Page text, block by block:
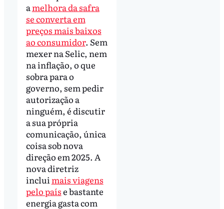
amelhora da safra
se converta em
preços mais baixos
ao consumidor. Sem
mexer na Selic, nem
na inflação, o que
sobra para o
governo, sem pedir
autorização a
ninguém, é discutir
a sua própria
comunicação, única
coisa sob nova
direção em 2025. A
nova diretriz
incluimais viagens
pelo paíse bastante
energia gasta com